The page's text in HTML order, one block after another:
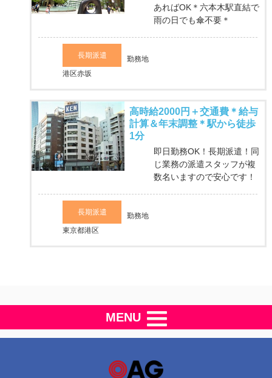
あればOK＊六本木駅直結で
雨の日でも傘不要＊
長期派遣
勤務地
港区赤坂
高時給2000円＋交通費＊給与
計算＆年末調整＊駅から徒歩
1分
即日勤務OK！長期派遣！同
じ業務の派遣スタッフが複
数名いますので安心です！
長期派遣
勤務地
東京都港区
MENU